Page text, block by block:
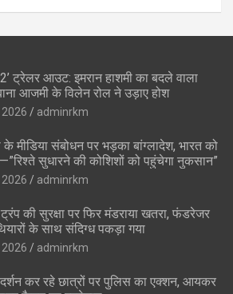
ट्रेलर आउट: इमरान हाशमी का बदले वाला
आजमी के विलेन रोल ने उड़ाए होश
adminrkm
मीडिया संबोधन पर भड़का बांग्लादेश, भारत को
सुधारने की कोशिशों को पहुंचेगा नुकसान”
adminrkm
की सुरक्षा पर फिर मंडराया खतरा, फंडरेजर
के साथ संदिग्ध पकड़ा गया
adminrkm
कर रहे छात्रों पर पुलिस का एक्शन, आयकर